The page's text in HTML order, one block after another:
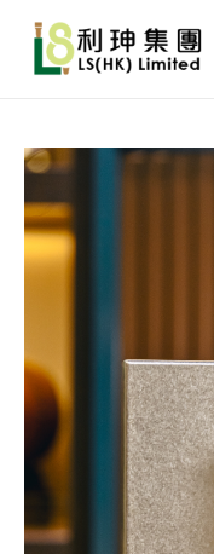
HAKKAISAN
八
心
藍
純
釀
金
純
米
大
吟
釀
定
數